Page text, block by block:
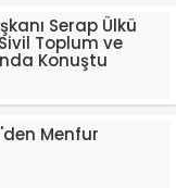
Serap Ülkü
Toplum ve
Konuştu
Menfur